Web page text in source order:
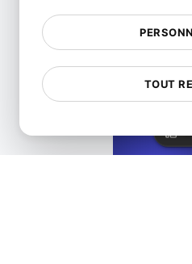
Qu'est-ce qu'une Maquette
TOUT